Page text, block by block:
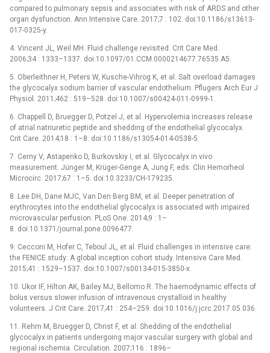
compared to pulmonary sepsis and associates with risk of ARDS and other
organ dysfunction. Ann Intensive Care. 2017;7 : 102. doi:10.1186/s13613-
017-0325-y.
4. Vincent JL, Weil MH. Fluid challenge revisited. Crit Care Med.
2006;34 : 1333–1337. doi:10.1097/01.CCM.0000214677.76535.A5.
5. Oberleithner H, Peters W, Kusche-Vihrog K, et al. Salt overload damages
the glycocalyx sodium barrier of vascular endothelium. Pflugers Arch Eur J
Physiol. 2011;462 : 519–528. doi:10.1007/s00424-011-0999-1.
6. Chappell D, Bruegger D, Potzel J, et al. Hypervolemia increases release
of atrial natriuretic peptide and shedding of the endothelial glycocalyx.
Crit Care. 2014;18 : 1–8. doi:10.1186/s13054-014-0538-5.
7. Cerny V, Astapenko D, Burkovskiy I, et al. Glycocalyx in vivo
measurement. Jünger M, Krüger-Genge A, Jung F, eds. Clin Hemorheol
Microcirc. 2017;67 : 1–5. doi:10.3233/CH-179235.
8. Lee DH, Dane MJC, Van Den Berg BM, et al. Deeper penetration of
erythrocytes into the endothelial glycocalyx is associated with impaired
microvascular perfusion. PLoS One. 2014;9 : 1–
8. doi:10.1371/journal.pone.0096477.
9. Cecconi M, Hofer C, Teboul JL, et al. Fluid challenges in intensive care:
the FENICE study: A global inception cohort study. Intensive Care Med.
2015;41 : 1529–1537. doi:10.1007/s00134-015-3850-x.
10. Ukor IF, Hilton AK, Bailey MJ, Bellomo R. The haemodynamic effects of
bolus versus slower infusion of intravenous crystalloid in healthy
volunteers. J Crit Care. 2017;41 : 254–259. doi:10.1016/j.jcrc.2017.05.036.
11. Rehm M, Bruegger D, Christ F, et al. Shedding of the endothelial
glycocalyx in patients undergoing major vascular surgery with global and
regional ischemia. Circulation. 2007;116 : 1896–